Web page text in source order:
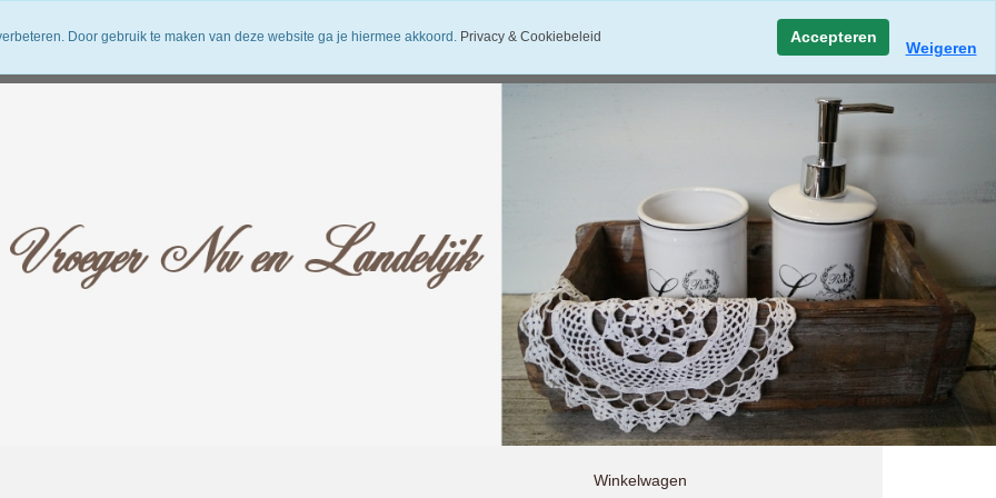
Verzendkosten Vroeger Nu en Landelijk
Winkelwagen
Door gebruik te maken van deze website ga je hiermee akkoord.Privacy & Cookiebeleid Accepteren
Weigeren